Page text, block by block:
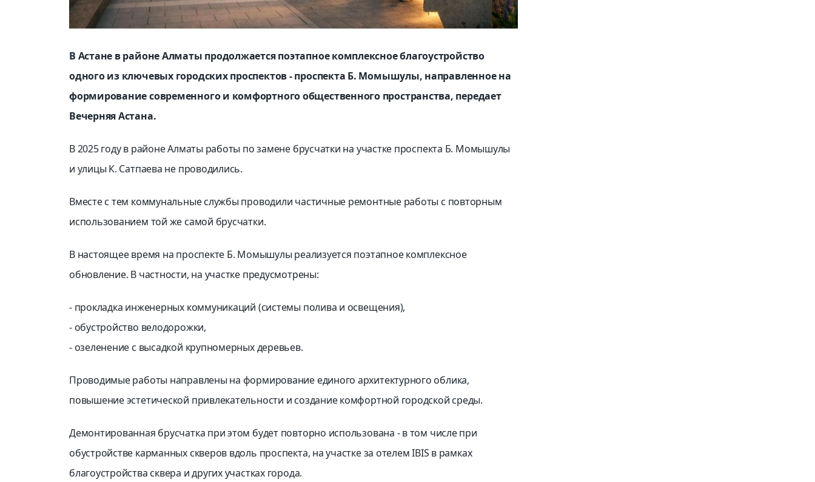
В Астане в районе Алматы продолжается поэтапное комплексное благоустройство
одного из ключевых городских проспектов - проспекта Б. Момышулы, направленное на
формирование современного и комфортного общественного пространства, передает
Вечерняя Астана.
В 2025 году в районе Алматы работы по замене брусчатки на участке проспекта Б. Момышулы
и улицы К. Сатпаева не проводились.
Вместе с тем коммунальные службы проводили частичные ремонтные работы с повторным
использованием той же самой брусчатки.
В настоящее время на проспекте Б. Момышулы реализуется поэтапное комплексное
обновление. В частности, на участке предусмотрены:
- прокладка инженерных коммуникаций (системы полива и освещения),
- обустройство велодорожки,
- озеленение с высадкой крупномерных деревьев.
Проводимые работы направлены на формирование единого архитектурного облика,
повышение эстетической привлекательности и создание комфортной городской среды.
Демонтированная брусчатка при этом будет повторно использована - в том числе при
обустройстве карманных скверов вдоль проспекта, на участке за отелем IBIS в рамках
благоустройства сквера и других участках города.